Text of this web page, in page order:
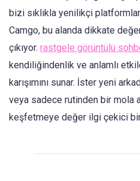
bizi sıklıkla yenilikçi
Camgo, bu alanda dikkate
çıkıyor. rastgele görüntülü
kendiliğindenlik ve anlamlı
karışımını sunar. İster yeni
veya sadece rutinden bir mola
keşfetmeye değer ilgi çekici